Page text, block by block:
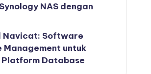
NAS dengan
Navicat: Software
Management untuk
Database